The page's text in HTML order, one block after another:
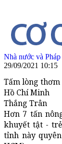
Nhà nước và Pháp
29/09/2021 10:15
Tấm lòng thơm
Hồ Chí Minh
Thắng Trân
Hơn 7 tấn
khuyết tật -
tỉnh này